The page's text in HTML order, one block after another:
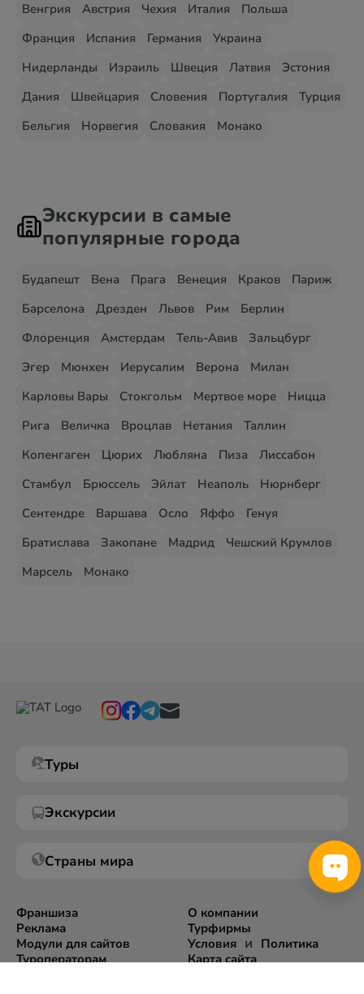
Венгрия Австрия Чехия Италия
Польша
Франция
Испания Германия
Украина
Нидерланды
Израиль Швеция Латвия
Эстония
Дания
Швейцария Словения Португалия
Турция
Бельгия
Норвегия Словакия Монако
Экскурсии в самые
популярные города
Будапешт Вена Прага Венеция Краков
Париж
Барселона
Дрезден Львов Рим
Берлин
Флоренция
Амстердам Тель-Авив
Зальцбург
Эгер
Мюнхен Иерусалим Верона
Милан
Карловы Вары
Стокгольм Мертвое море
Ницца
Рига
Величка Вроцлав Нетания
Таллин
Копенгаген
Цюрих Любляна Пиза
Лиссабон
Стамбул
Брюссель Эйлат Неаполь
Нюрнберг
Сентендре
Варшава Осло Яффо
Генуя
Братислава
Закопане Мадрид
Чешский Крумлов
Марсель
Монако
Туры
Экскурсии
Страны мира
Франшиза
Реклама
Модули для сайтов
Туроператорам
О компании
Турфирмы
Условияи Политика
Карта сайта